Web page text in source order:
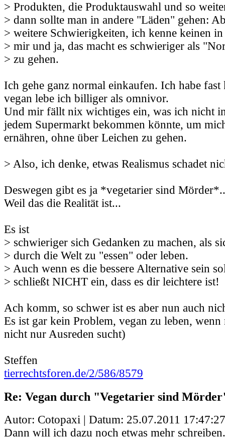
> Produkten, die Produktauswahl und so
> dann sollte man in andere "Läden" gehen:
> weitere Schwierigkeiten, ich kenne keinen
> mir und ja, das macht es schwieriger als
> zu gehen.
Ich gehe ganz normal einkaufen. Ich habe
vegan lebe ich billiger als omnivor.
Und mir fällt nix wichtiges ein, was ich nicht
jedem Supermarkt bekommen könnte, um
ernähren, ohne über Leichen zu gehen.
> Also, ich denke, etwas Realismus schadet
Deswegen gibt es ja *vegetarier sind
Weil das die Realität ist...
Es ist
> schwieriger sich Gedanken zu machen, als
> durch die Welt zu "essen" oder leben.
> Auch wenn es die bessere Alternative sein
> schließt NICHT ein, dass es dir leichtere ist!
Ach komm, so schwer ist es aber nun auch
Es ist gar kein Problem, vegan zu leben,
nicht nur Ausreden sucht)
Steffen
tierrechtsforen.de/2/586/8579
Re: Vegan durch "Vegetarier sind
Autor: Cotopaxi | Datum: 25.07.2011 17:47:27
Dann will ich dazu noch etwas mehr